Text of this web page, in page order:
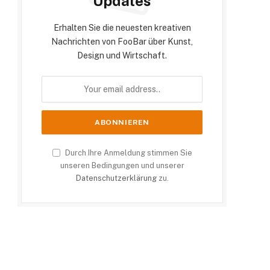
Erhalten Sie die neuesten kreativen
Nachrichten von FooBar über Kunst,
Design und Wirtschaft.
Durch Ihre Anmeldung stimmen Sie
unseren Bedingungen und unserer
Datenschutzerklärungzu.